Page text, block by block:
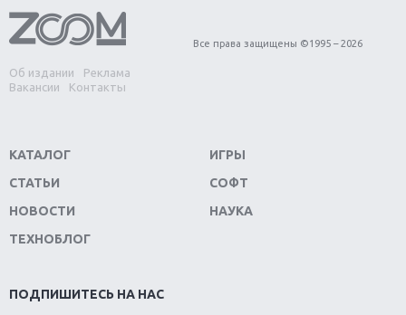
Обзор игры Forza Horizon 4: вершина эволюции
Две важных новинки для консолей: Spider-Man и
Divinity Original Sin 2
Switch
Обзор игры The Crew 2: покорение Америки
Важнейшие анонсы E3 2018
Крупнейшие релизы мая: Nintendo, Microsoft и
Об издании
Реклама
Вакансии
Контакты
Все права защищены ©1995 – 2026
КАТАЛОГ
СТАТЬИ
НОВОСТИ
ТЕХНОБЛОГ
ИГРЫ
СОФТ
НАУКА
ПОДПИШИТЕСЬ НА НАС